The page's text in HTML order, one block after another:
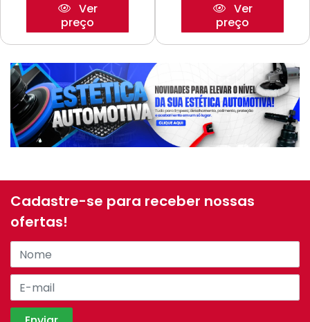
Ver
preço
Ver
preço
Cadastre-se para receber nossas
ofertas!